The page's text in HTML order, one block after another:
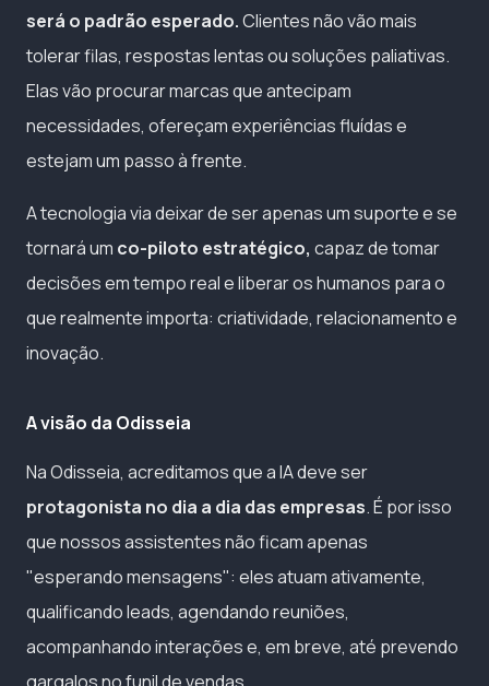
será o padrão esperado.Clientes não vão mais
tolerar filas, respostas lentas ou soluções paliativas.
Elas vão procurar marcas que antecipam
necessidades, ofereçam experiências fluídas e
estejam um passo à frente.
A tecnologia via deixar de ser apenas um suporte e se
tornará um co-piloto estratégico, capaz de tomar
decisões em tempo real e liberar os humanos para o
que realmente importa: criatividade, relacionamento e
inovação.
A visão da Odisseia
Na Odisseia, acreditamos que a IA deve ser
protagonista no dia a dia das empresas. É por isso
que nossos assistentes não ficam apenas
"esperando mensagens": eles atuam ativamente,
qualificando leads, agendando reuniões,
acompanhando interações e, em breve, até prevendo
gargalos no funil de vendas.